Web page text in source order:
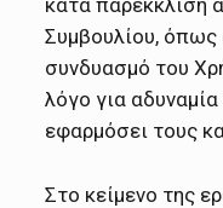
Συμβουλίου,
συνδυασμό του
λόγο για
εφαρμόσει τους
Στο κείμενο της